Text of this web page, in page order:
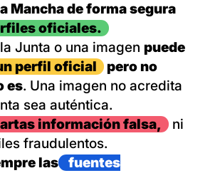
Mancha de forma segura
oficiales.
Junta o una imagen puede
perfil oficial
pero no
es. Una imagen no acredita
sea auténtica.
información falsa,
ni
fraudulentos.
las
fuentes